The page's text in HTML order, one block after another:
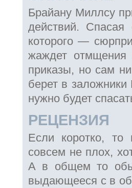
Брайану Миллсу
действий.
которого —
жаждет отмщения
приказы, но сам
берет в
нужно будет
РЕЦЕНЗИЯ
Если коротко,
совсем не плох,
А в общем то
выдающееся с в